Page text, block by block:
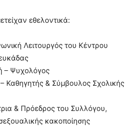
εθελοντικά:
Λειτουργός του Κέντρου
– Ψυχολόγος
Καθηγητής & Σύμβουλος Σχολικής
& Πρόεδρος του Συλλόγου,
κακοποίησης